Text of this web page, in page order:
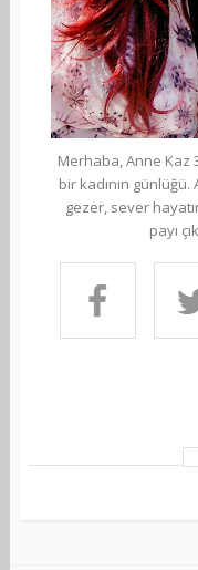
Merhaba, Anne Kaz
bir kadının
gezer, sever
payı